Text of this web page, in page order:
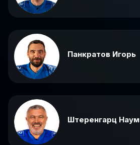
Панкратов Игорь
Штеренгарц Наум